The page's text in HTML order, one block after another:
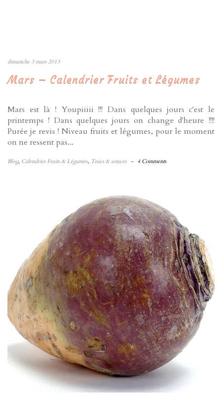
dimanche 3 mars 2013
Mars – Calendrier Fruits et Légumes
Mars est là ! Youpiiiii !!! Dans quelques jours c'est le
printemps ! Dans quelques jours on change d'heure !!!!
Purée je revis ! Niveau fruits et légumes, pour le moment
on ne ressent pas...
Blog, Calendrier Fruits & Légumes, Trucs & astuces - 4 Comments